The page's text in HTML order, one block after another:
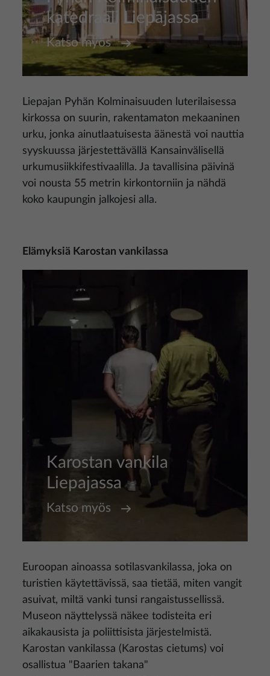
katedraali Liepājassa
Katso myös
Liepajan Pyhän Kolminaisuuden luterilaisessa
kirkossa on suurin, rakentamaton mekaaninen
urku, jonka ainutlaatuisesta äänestä voi nauttia
syyskuussa järjestettävällä Kansainvälisellä
urkumusiikkifestivaalilla. Ja tavallisina päivinä
voi nousta 55 metrin kirkontorniin ja nähdä
koko kaupungin jalkojesi alla.
Elämyksiä Karostan vankilassa
Karostan vankila
Liepajassa
Katso myös
Euroopan ainoassa sotilasvankilassa, joka on
turistien käytettävissä, saa tietää, miten vangit
asuivat, miltä vanki tunsi rangaistussellissä.
Museon näyttelyssä näkee todisteita eri
aikakausista ja poliittisista järjestelmistä.
Karostan vankilassa (Karostas cietums) voi
osallistua "Baarien takana"